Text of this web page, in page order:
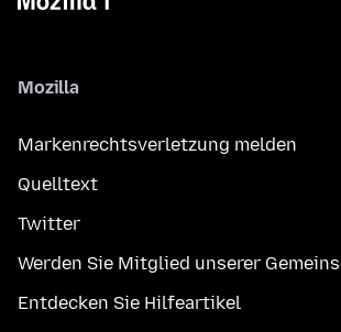
Mozilla
Markenrechtsverletzung melden
Quelltext
Twitter
Werden Sie Mitglied unserer
Entdecken Sie Hilfeartikel